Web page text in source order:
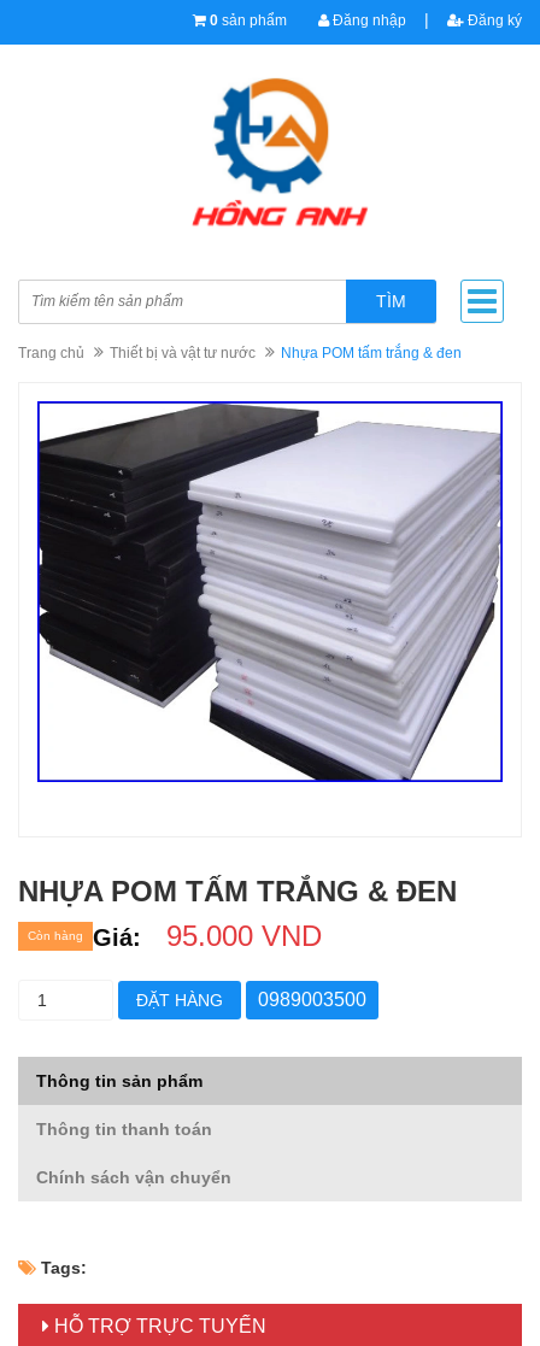
0 sản phẩm Đăng nhập | Đăng ký
TÌM
Trang chủ Thiết bị và vật tư nước Nhựa POM tấm trắng & đen
NHỰA POM TẤM TRẮNG & ĐEN
Giá: 95.000 VND
Còn hàng
ĐẶT HÀNG 0989003500
Thông tin sản phẩm
Thông tin thanh toán
Chính sách vận chuyển
Tags:
HỖ TRỢ TRỰC TUYẾN